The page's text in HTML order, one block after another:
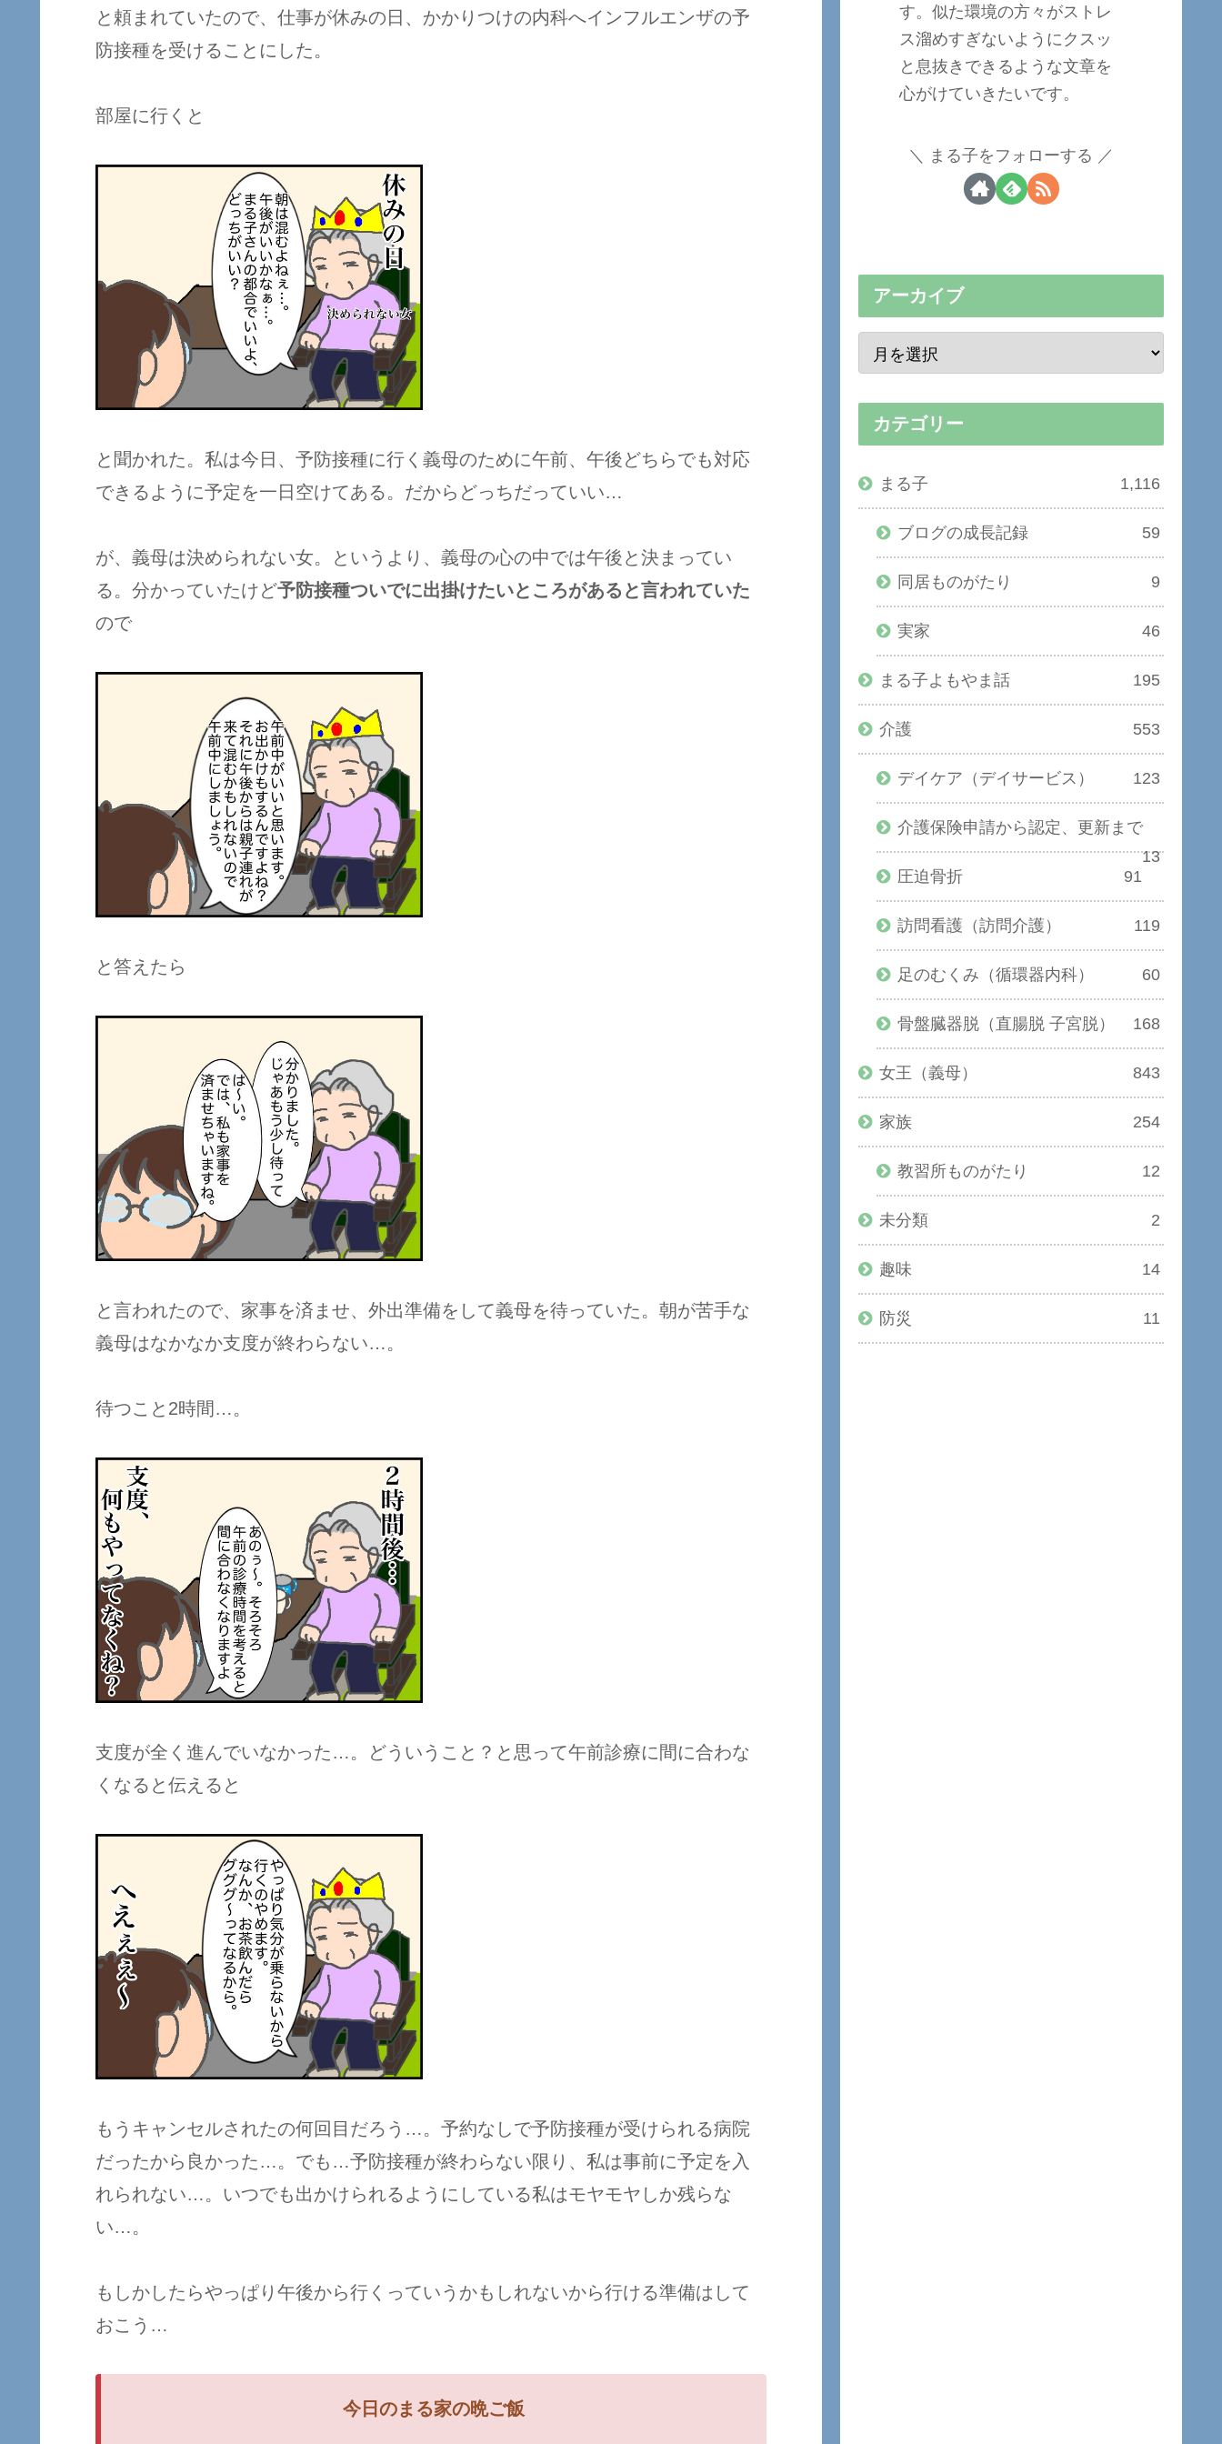
と頼まれていたので、仕事が休みの日、かかりつけの内科へインフルエンザの予
防接種を受けることにした。
部屋に行くと
と聞かれた。私は今日、予防接種に行く義母のために午前、午後どちらでも対応
できるように予定を一日空けてある。だからどっちだっていい…
が、義母は決められない女。というより、義母の心の中では午後と決まってい
る。分かっていたけど予防接種ついでに出掛けたいところがあると言われていた
ので
と答えたら
と言われたので、家事を済ませ、外出準備をして義母を待っていた。朝が苦手な
義母はなかなか支度が終わらない…。
待つこと2時間…。
支度が全く進んでいなかった…。どういうこと？と思って午前診療に間に合わな
くなると伝えると
もうキャンセルされたの何回目だろう…。予約なしで予防接種が受けられる病院
だったから良かった…。でも…予防接種が終わらない限り、私は事前に予定を入
れられない…。いつでも出かけられるようにしている私はモヤモヤしか残らな
い…。
もしかしたらやっぱり午後から行くっていうかもしれないから行ける準備はして
おこう…
今日のまる家の晩ご飯
す。似た環境の方々がストレ
ス溜めすぎないようにクスッ
と息抜きできるような文章を
心がけていきたいです。
まる子をフォローする
アーカイブ
カテゴリー
まる子 1,116
ブログの成長記録 59
同居ものがたり 9
実家 46
まる子よもやま話 195
介護 553
デイケア（デイサービス） 123
介護保険申請から認定、更新まで
13
圧迫骨折
91
訪問看護（訪問介護） 119
足のむくみ（循環器内科） 60
骨盤臓器脱（直腸脱 子宮脱） 168
女王（義母） 843
家族 254
教習所ものがたり 12
未分類 2
趣味 14
防災 11